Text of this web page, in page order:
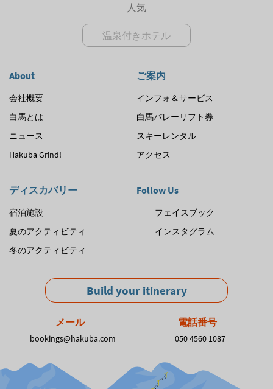
人気
温泉付きホテル
About
会社概要
白馬とは
ニュース
Hakuba Grind!
ご案内
インフォ＆サービス
白馬バレーリフト券
スキーレンタル
アクセス
ディスカバリー
宿泊施設
夏のアクティビティ
冬のアクティビティ
Follow Us
フェイスブック
インスタグラム
Build your itinerary
メール
bookings@hakuba.com
電話番号
050 4560 1087